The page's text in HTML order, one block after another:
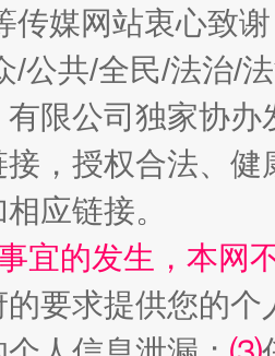
罪" "炒
传媒网站衷心致
/公共/全民/法治/
限公司独家协
，授权合法、
应链接。
宜的发生，本网
要求提供您的个